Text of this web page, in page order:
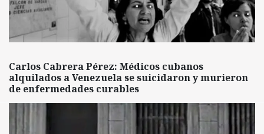
Carlos Cabrera Pérez: Médicos cubanos
alquilados a Venezuela se suicidaron y murieron
de enfermedades curables